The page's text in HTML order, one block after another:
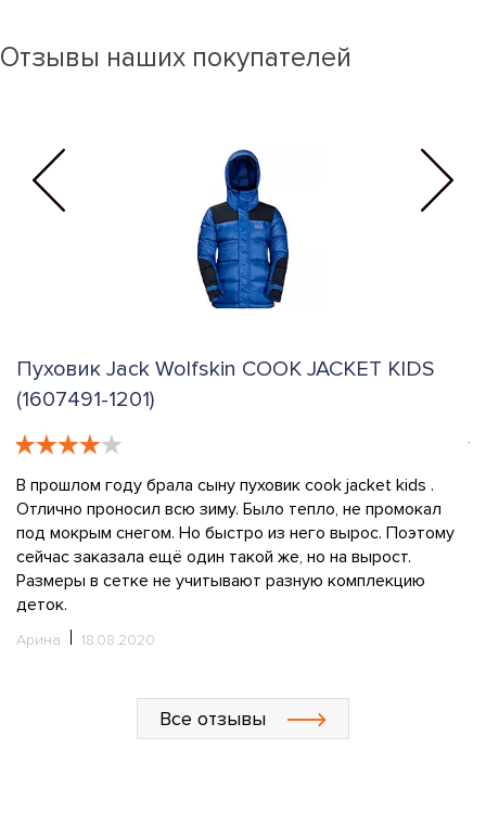
Отзывы наших покупателей
JACKET KIDS
cook jacket kids .
не промокал
вырос. Поэтому
но на вырост.
комплекцию
Пуховик Jack Wolfskin COOK
Заказала пуховик cook jacket kids и
производитель - Бангладеш, а не
расстроило. Но внешне я дефектов
как будет носиться. Сын аккуратный,
ребенок. Надеюсь, не будет
Все отзывы